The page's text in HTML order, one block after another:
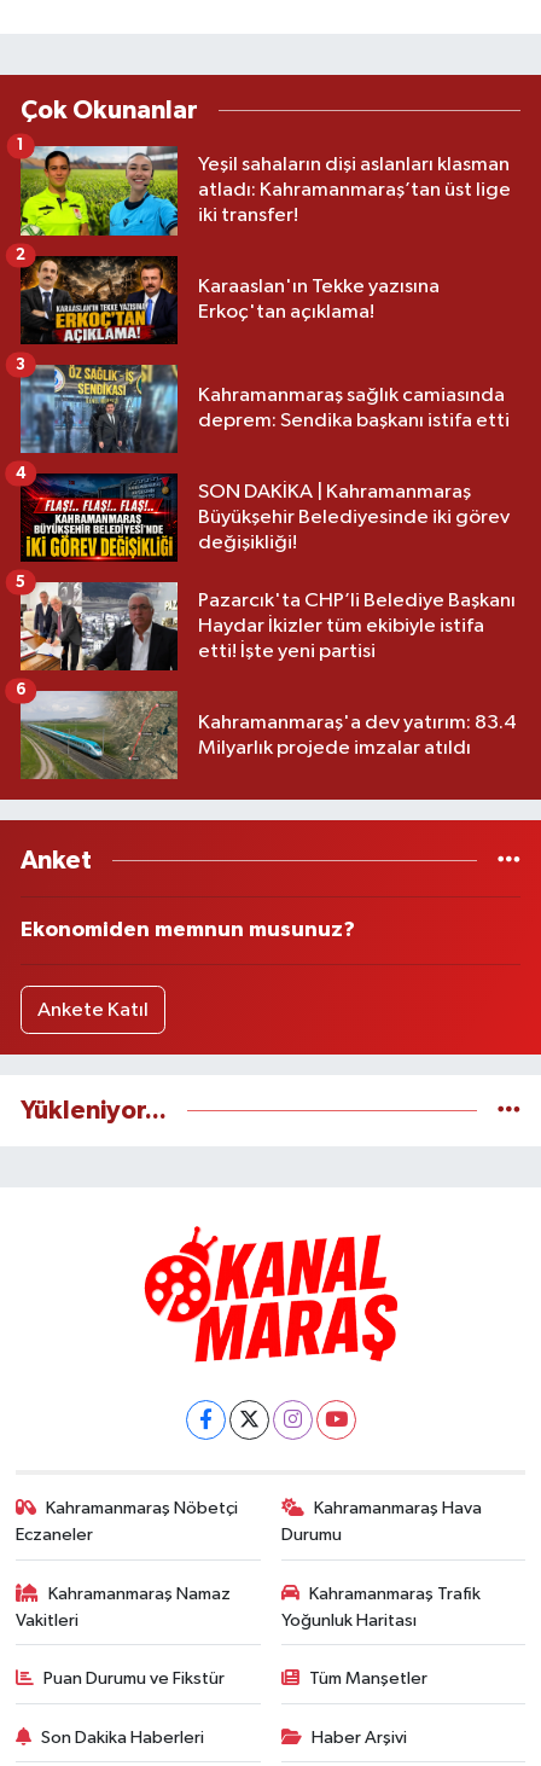
Çok Okunanlar
Yeşil sahaların dişi aslanları klasman
atladı: Kahramanmaraş’tan üst lige
iki transfer!
Karaaslan'ın Tekke yazısına
Erkoç'tan açıklama!
2
Kahramanmaraş sağlık camiasında
deprem: Sendika başkanı istifa etti
3
SON DAKİKA | Kahramanmaraş
Büyükşehir Belediyesinde iki görev
değişikliği!
4
Pazarcık'ta CHP’li Belediye Başkanı
Haydar İkizler tüm ekibiyle istifa
etti! İşte yeni partisi
5
Kahramanmaraş'a dev yatırım: 83.4
Milyarlık projede imzalar atıldı
6
Anket
Ekonomiden memnun musunuz?
Ankete Katıl
Yükleniyor...
Kahramanmaraş Nöbetçi
Eczaneler
Kahramanmaraş Hava
Durumu
Kahramanmaraş Namaz
Vakitleri
Kahramanmaraş Trafik
Yoğunluk Haritası
Puan Durumu ve Fikstür Tüm Manşetler
Son Dakika Haberleri Haber Arşivi